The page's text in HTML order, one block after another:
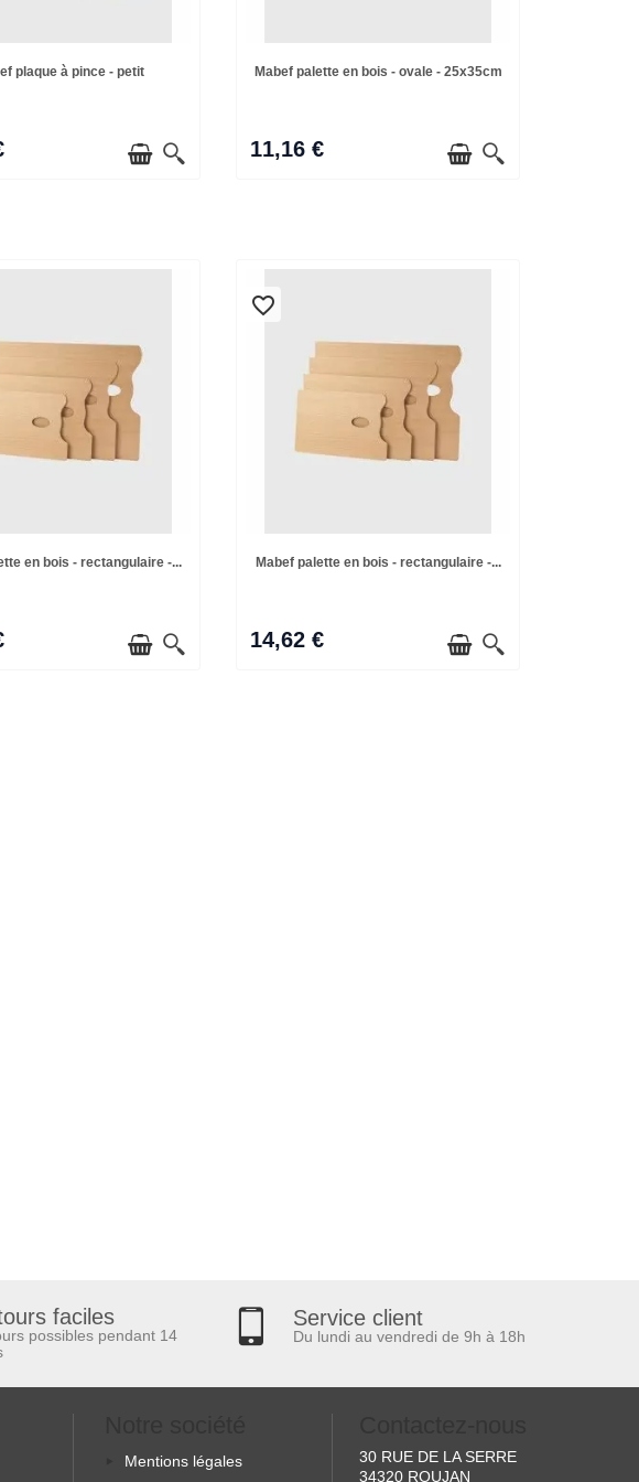
plaque à pince - petit Mabef palette en bois - ovale - 25x35cm
11,16 €
en bois - rectangulaire -...
favorite_border
Mabef palette en bois - rectangulaire -...
14,62 €
faciles
possibles pendant 14
Service client
Du lundi au vendredi de 9h à 18h
Mentions légales
30 RUE DE LA SERRE
34320 ROUJAN